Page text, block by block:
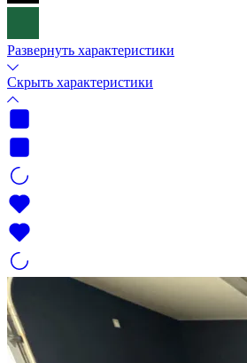
Развернуть характеристики
Скрыть характеристики